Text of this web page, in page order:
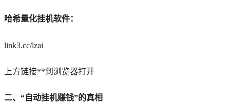
哈希量化挂机软件：
link3.cc/lzai
上方链接**到浏览器打开
二、“自动挂机赚钱”的真相